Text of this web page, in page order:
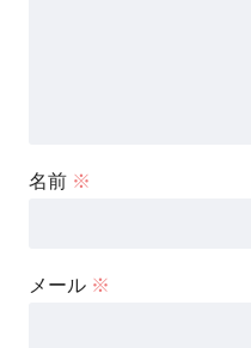
名前 ※
メール ※